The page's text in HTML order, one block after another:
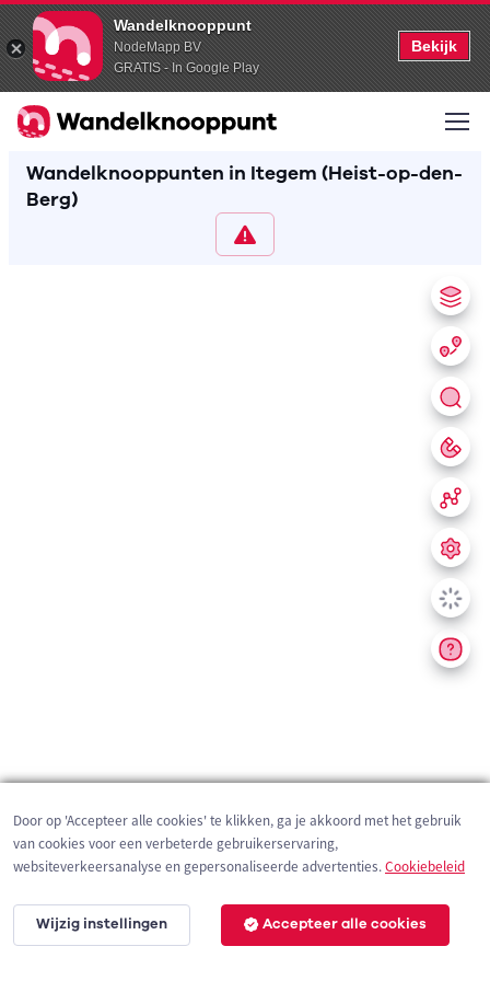
Wandelknooppunt
NodeMapp BV
GRATIS - In Google Play
Bekijk
Wandelknooppunten in Itegem (Heist-op-den-
Berg)
200 m
Door op 'Accepteer alle cookies' te klikken, ga je akkoord met het gebruik
van cookies voor een verbeterde gebruikerservaring,
websiteverkeersanalyse en gepersonaliseerde advertenties.Cookiebeleid
Wijzig instellingen Accepteer alle cookies